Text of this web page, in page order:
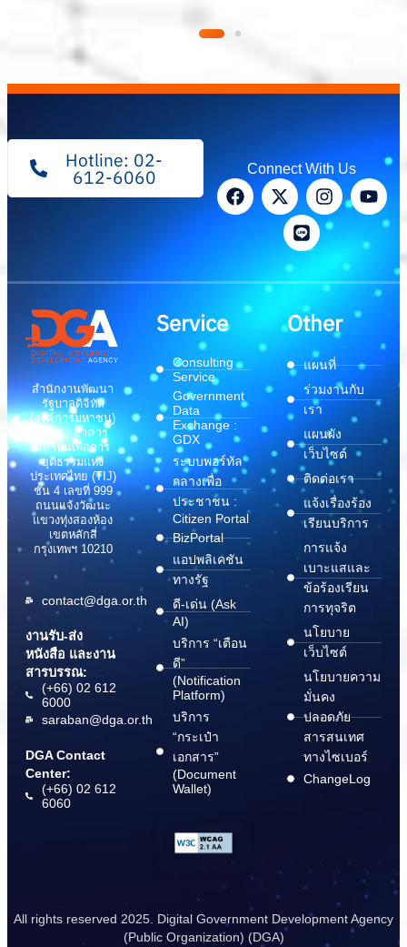
Hotline: 02-
612-6060 Connect With Us
สำนักงานพัฒนา
รัฐบาลดิจิทัล
(องค์การมหาชน)
(สพร.) อาคาร
สถาบันเพื่อการ
ยุติธรรมแห่ง
ประเทศไทย (TIJ)
ชั้น 4 เลขที่ 999
ถนนแจ้งวัฒนะ
แขวงทุ่งสองห้อง
เขตหลักสี่
กรุงเทพฯ 10210
contact@dga.or.th
งานรับ-ส่ง
หนังสือ และงาน
สารบรรณ:
(+66) 02 612
6000
saraban@dga.or.th
DGA Contact
Center:
(+66) 02 612
6060
Service
Consulting
Service
Government
Data
Exchange :
GDX
ระบบพอร์ทัล
กลางเพื่อ
ประชาชน :
Citizen Portal
BizPortal
แอปพลิเคชัน
ทางรัฐ
ดี-เด่น (Ask
AI)
บริการ “เตือน
ดี”
(Notification
Platform)
บริการ
“กระเป๋า
เอกสาร”
(Document
Wallet)
Other
แผนที่
ร่วมงานกับ
เรา
แผนผัง
เว็บไซต์
ติดต่อเรา
แจ้งเรื่องร้อง
เรียนบริการ
การแจ้ง
เบาะแสและ
ข้อร้องเรียน
การทุจริต
นโยบาย
เว็บไซต์
นโยบายความ
มั่นคง
ปลอดภัย
สารสนเทศ
ทางไซเบอร์
ChangeLog
All rights reserved 2025. Digital Government Development Agency
(Public Organization) (DGA)